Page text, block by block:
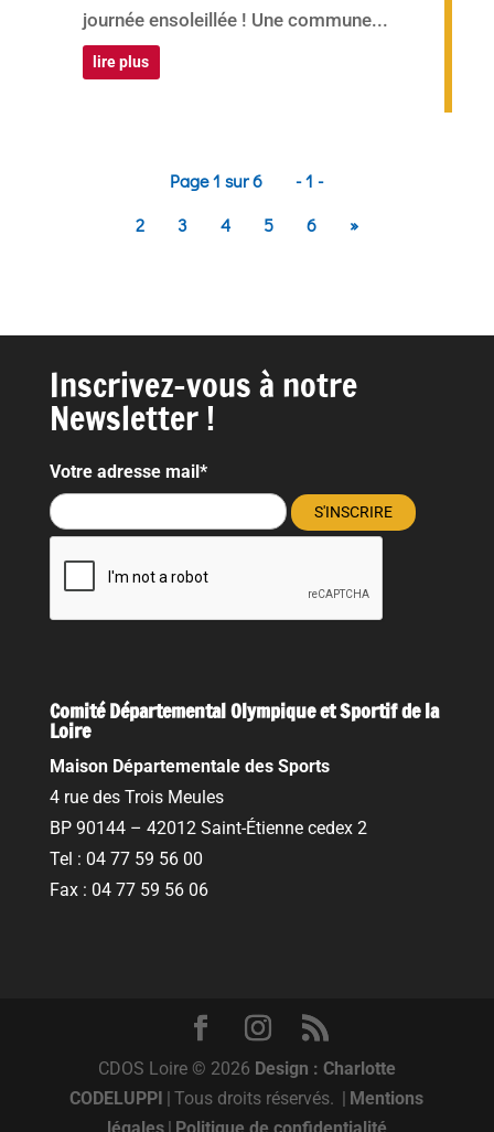
journée ensoleillée ! Une commune...
lire plus
Page 1 sur 6
- 1 -
2
3 4 5 6 »
Inscrivez-vous à notre
Newsletter !
Votre adresse mail*
Comité Départemental Olympique et Sportif de la
Loire
Maison Départementale des Sports
4 rue des Trois Meules
BP 90144 – 42012 Saint-Étienne cedex 2
Tel : 04 77 59 56 00
Fax : 04 77 59 56 06
CDOS Loire © 2026 Design : Charlotte
CODELUPPI | Tous droits réservés. | Mentions